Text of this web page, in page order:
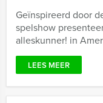
Geïnspireerd door
spelshow
alleskunner! in
LEES MEER